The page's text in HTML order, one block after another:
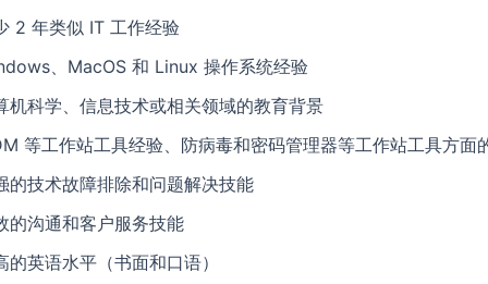
2 年类似 IT 工作经验
、MacOS 和 Linux 操作系统经验
机科学、信息技术或相关领域的教育背景
等工作站工具经验、防病毒和密码管理器等工作站工具方面
的技术故障排除和问题解决技能
的沟通和客户服务技能
的英语水平（书面和口语）